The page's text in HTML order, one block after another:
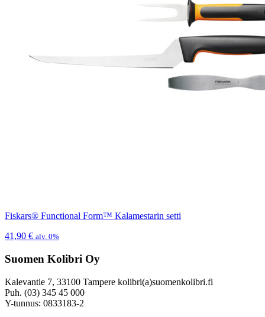
Fiskars® Functional Form™ Kalamestarin setti
41,90 € alv. 0%
Suomen Kolibri Oy
Kalevantie 7, 33100 Tampere kolibri(a)suomenkolibri.fi
Puh. (03) 345 45 000
Y-tunnus: 0833183-2